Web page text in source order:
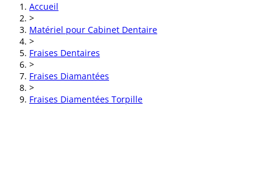
Accueil
>
Matériel pour Cabinet Dentaire
>
Fraises Dentaires
>
Fraises Diamantées
>
Fraises Diamentées Torpille